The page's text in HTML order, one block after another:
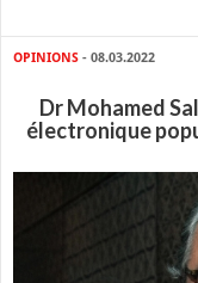
OPINIONS - 08.03.2022
Dr Mohamed
électronique